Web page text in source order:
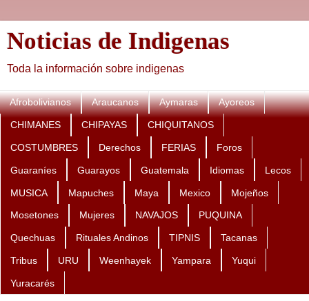
Noticias de Indigenas
Toda la información sobre indigenas
Afrobolivianos Araucanos Aymaras Ayoreos
CHIMANES CHIPAYAS CHIQUITANOS
COSTUMBRES Derechos FERIAS Foros
Guaraníes Guarayos Guatemala Idiomas Lecos
MUSICA Mapuches Maya Mexico Mojeños
Mosetones Mujeres NAVAJOS PUQUINA
Quechuas Rituales Andinos TIPNIS Tacanas
Tribus URU Weenhayek Yampara Yuqui
Yuracarés